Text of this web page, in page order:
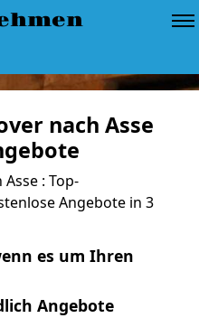
nach Asse
: Top-
Angebote in 3
es um Ihren
Angebote